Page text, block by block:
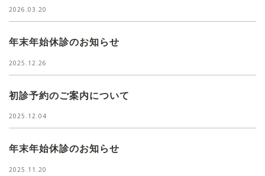
2026.03.20
年末年始休診のお知らせ
2025.12.26
初診予約のご案内について
2025.12.04
年末年始休診のお知らせ
2025.11.20